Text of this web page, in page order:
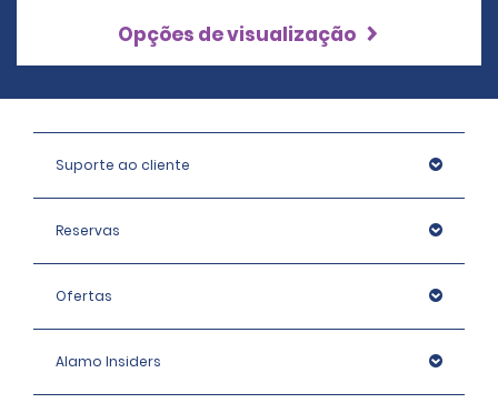
Opções de visualização
Suporte ao cliente
Reservas
Ofertas
Alamo Insiders